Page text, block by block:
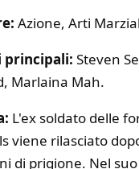
Azione, Arti
Steven
Marlaina Mah.
L'ex soldato delle
viene rilasciato
di prigione. Nel